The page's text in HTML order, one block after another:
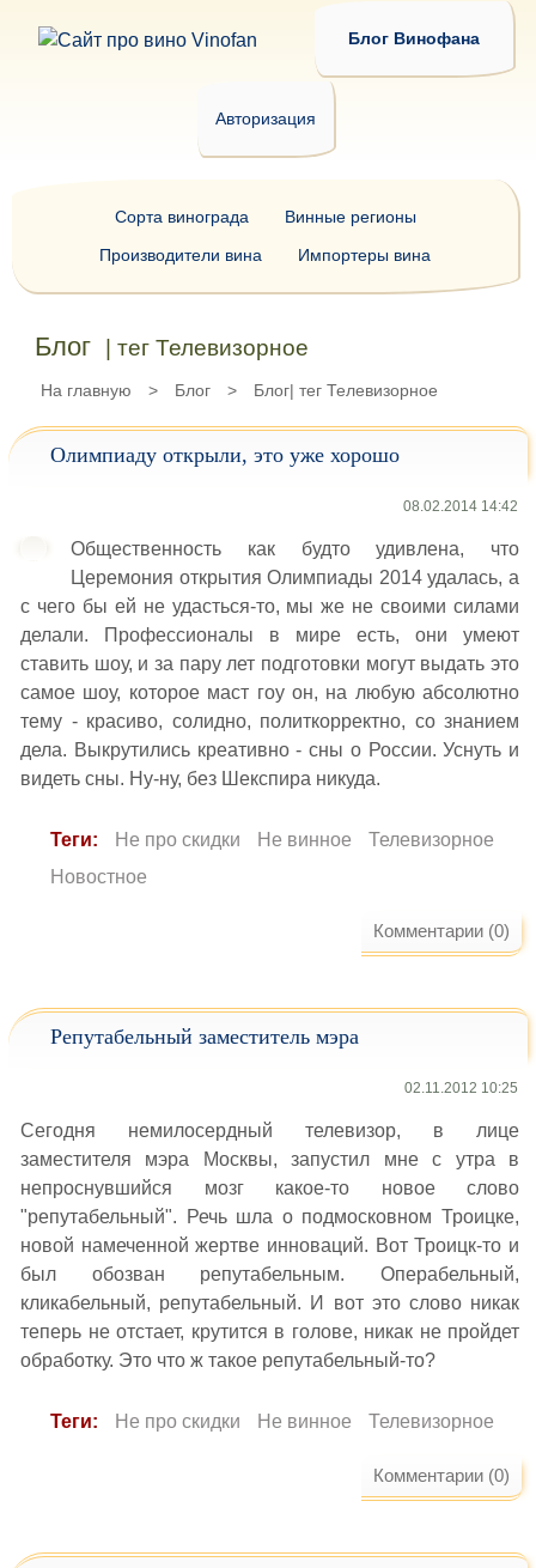
Блог Винофана
Авторизация
Блог | тег Телевизорное
На главную > Блог > Блог| тег Телевизорное
Олимпиаду открыли, это уже хорошо
08.02.2014 14:42
Общественность как будто удивлена, что
Церемония открытия Олимпиады 2014 удалась, а
с чего бы ей не удасться-то, мы же не своими силами
делали. Профессионалы в мире есть, они умеют
ставить шоу, и за пару лет подготовки могут выдать это
самое шоу, которое маст гоу он, на любую абсолютно
тему - красиво, солидно, политкорректно, со знанием
дела. Выкрутились креативно - сны о России. Уснуть и
видеть сны. Ну-ну, без Шекспира никуда.
Теги: Не про скидки Не винное
Телевизорное
Новостное
Комментарии (0)
Репутабельный заместитель мэра
02.11.2012 10:25
Сегодня немилосердный телевизор, в лице
заместителя мэра Москвы, запустил мне с утра в
непроснувшийся мозг какое-то новое слово
"репутабельный". Речь шла о подмосковном Троицке,
новой намеченной жертве инноваций. Вот Троицк-то и
был обозван репутабельным. Операбельный,
кликабельный, репутабельный. И вот это слово никак
теперь не отстает, крутится в голове, никак не пройдет
обработку. Это что ж такое репутабельный-то?
Теги: Не про скидки Не винное Телевизорное
Комментарии (0)
Сорта винограда
Винные регионы
Производители вина
Импортеры вина